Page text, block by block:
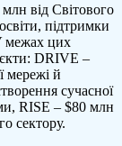
від Світового
підтримки
межах цих
DRIVE –
мережі й
сучасної
RISE – $80 млн
сектору.